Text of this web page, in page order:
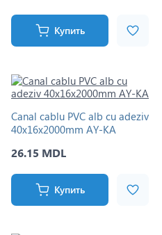
Купить
Canal cablu PVC alb cu adeziv
40x16x2000mm AY-KA
26.15 MDL
Купить